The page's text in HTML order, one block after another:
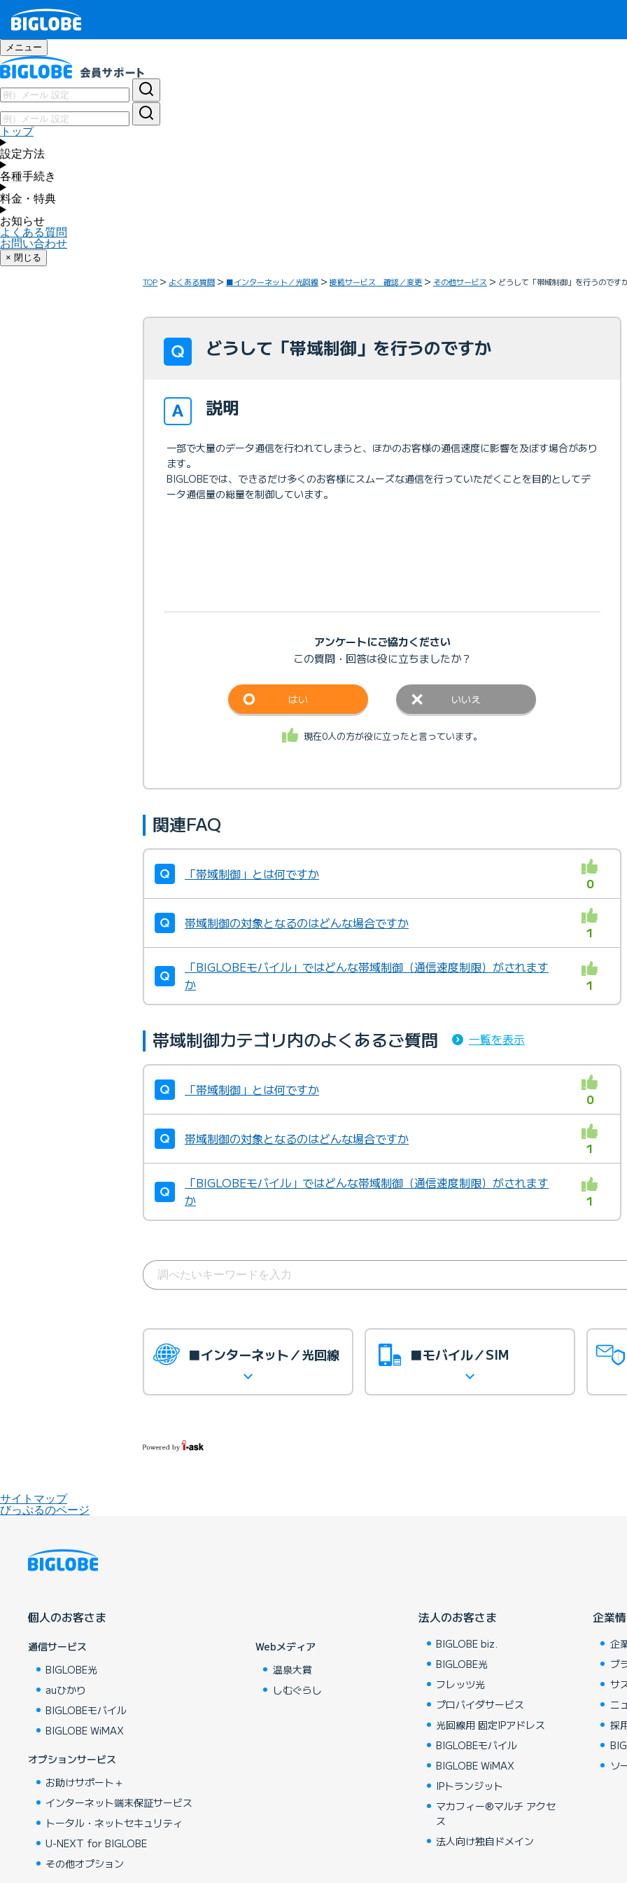
メニュー
トップ
設定方法
各種手続き
料金・特典
お知らせ
よくある質問
お問い合わせ
× 閉じる
TOP よくある質問 ■インターネット／光回線 接続サービス 確認／変更 その他サービス どうして「帯域制御」を行うのです
どうして「帯域制御」を行うのですか
説明
一部で大量のデータ通信を行われてしまうと、ほかのお客様の通信速度に影響を及ぼす場合があり
ます。
BIGLOBEでは、できるだけ多くのお客様にスムーズな通信を行っていただくことを目的としてデ
ータ通信量の総量を制御しています。
アンケートにご協力ください
この質問・回答は役に立ちましたか？
はい いいえ
現在0人の方が役に立ったと言っています。
関連FAQ
「帯域制御」とは何ですか
0
帯域制御の対象となるのはどんな場合ですか
1
「BIGLOBEモバイル」ではどんな帯域制御（通信速度制限）がされます
か
1
帯域制御カテゴリ内のよくあるご質問 一覧を表示
「帯域制御」とは何ですか
0
帯域制御の対象となるのはどんな場合ですか
1
「BIGLOBEモバイル」ではどんな帯域制御（通信速度制限）がされます
か
1
■インターネット／光回線 ■モバイル／SIM
サイトマップ
びっぷるのページ
個人のお客さま
通信サービス
BIGLOBE光
auひかり
BIGLOBEモバイル
BIGLOBE WiMAX
オプションサービス
お助けサポート＋
インターネット端末保証サービス
トータル・ネットセキュリティ
U-NEXT for BIGLOBE
その他オプション
Webメディア
温泉大賞
しむぐらし
法人のお客さま
BIGLOBE biz.
BIGLOBE光
フレッツ光
プロバイダサービス
光回線用 固定IPアドレス
BIGLOBEモバイル
BIGLOBE WiMAX
IPトランジット
マカフィー®マルチ アクセ
ス
法人向け独自ドメイン
企業
企
ブ
サ
ニ
採
ソ